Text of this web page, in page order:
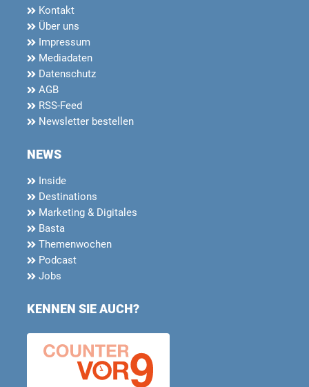
Kontakt
Über uns
Impressum
Mediadaten
Datenschutz
AGB
RSS-Feed
Newsletter bestellen
NEWS
Inside
Destinations
Marketing & Digitales
Basta
Themenwochen
Podcast
Jobs
KENNEN SIE AUCH?